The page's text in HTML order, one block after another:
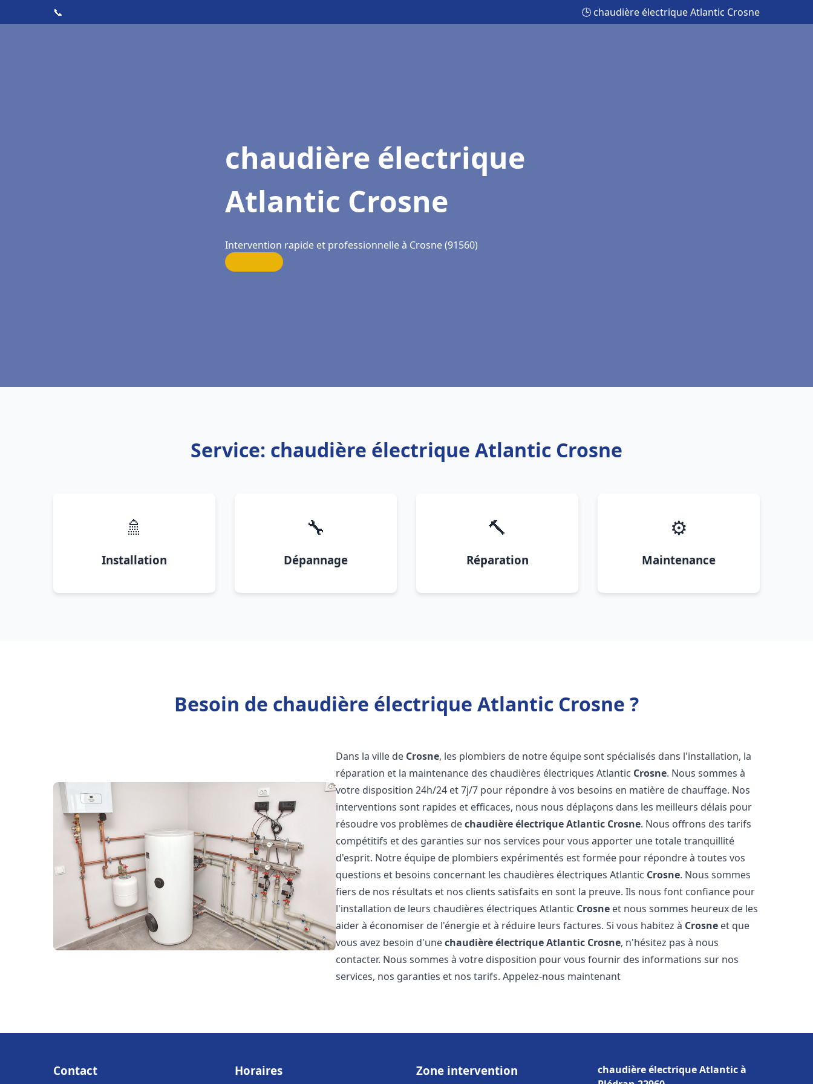
📞 🕒 chaudière électrique Atlantic Crosne
chaudière électrique
Atlantic Crosne
Intervention rapide et professionnelle à Crosne (91560)
Service: chaudière électrique Atlantic Crosne
🚿
Installation
🔧
Dépannage
🔨
Réparation
⚙️
Maintenance
Besoin de chaudière électrique Atlantic Crosne ?
Dans la ville de Crosne, les plombiers de notre équipe sont spécialisés dans l'installation, la
réparation et la maintenance des chaudières électriques Atlantic Crosne. Nous sommes à
votre disposition 24h/24 et 7j/7 pour répondre à vos besoins en matière de chauffage. Nos
interventions sont rapides et efficaces, nous nous déplaçons dans les meilleurs délais pour
résoudre vos problèmes dechaudière électrique Atlantic Crosne. Nous offrons des tarifs
compétitifs et des garanties sur nos services pour vous apporter une totale tranquillité
d'esprit. Notre équipe de plombiers expérimentés est formée pour répondre à toutes vos
questions et besoins concernant les chaudières électriques Atlantic Crosne. Nous sommes
fiers de nos résultats et nos clients satisfaits en sont la preuve. Ils nous font confiance pour
l'installation de leurs chaudières électriques Atlantic Crosne et nous sommes heureux de les
aider à économiser de l'énergie et à réduire leurs factures. Si vous habitez à Crosne et que
vous avez besoin d'unechaudière électrique Atlantic Crosne, n'hésitez pas à nous
contacter. Nous sommes à votre disposition pour vous fournir des informations sur nos
services, nos garanties et nos tarifs. Appelez-nous maintenant
Contact Horaires Zone intervention
chaudière électrique Atlantic à